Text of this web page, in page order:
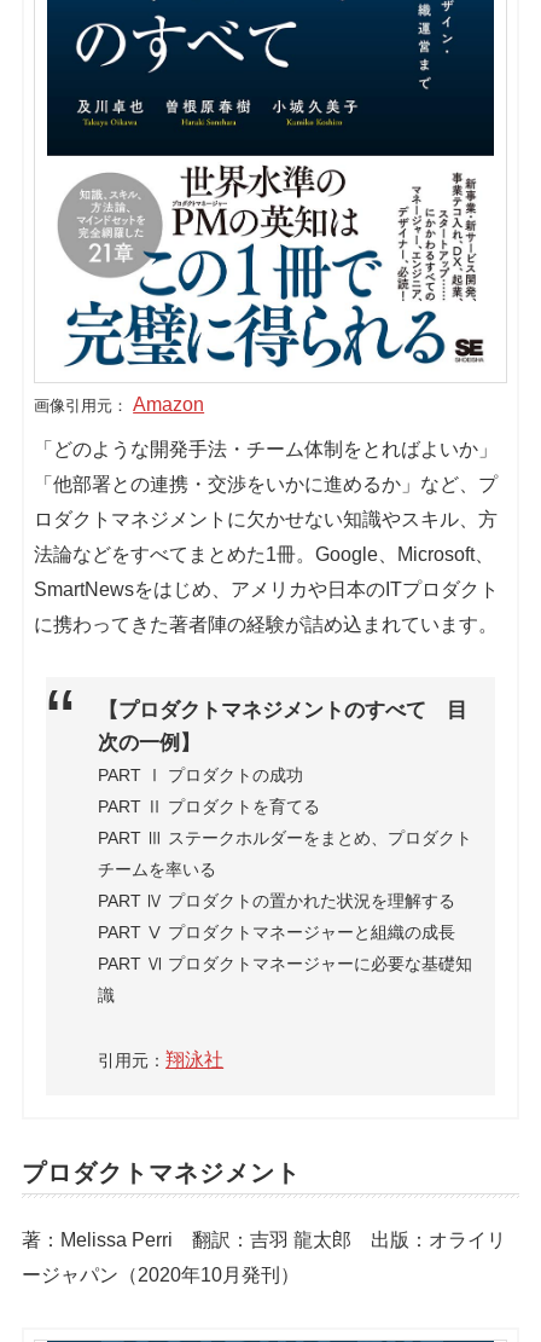
画像引用元：Amazon
「どのような開発手法・チーム体制をとればよいか」
「他部署との連携・交渉をいかに進めるか」など、プ
ロダクトマネジメントに欠かせない知識やスキル、方
法論などをすべてまとめた1冊。Google、Microsoft、
SmartNewsをはじめ、アメリカや日本のITプロダクト
に携わってきた著者陣の経験が詰め込まれています。
【プロダクトマネジメントのすべて 目
次の一例】
PART Ⅰ プロダクトの成功
PART Ⅱ プロダクトを育てる
PART Ⅲ ステークホルダーをまとめ、プロダクト
チームを率いる
PART Ⅳ プロダクトの置かれた状況を理解する
PART Ⅴ プロダクトマネージャーと組織の成長
PART Ⅵ プロダクトマネージャーに必要な基礎知
識
引用元：翔泳社
プロダクトマネジメント
著：Melissa Perri 翻訳：吉羽 龍太郎 出版：オライリ
ージャパン（2020年10月発刊）